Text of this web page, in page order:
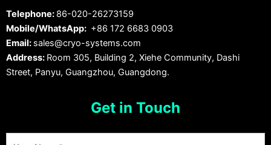
Telephone: 86-020-26273159
Mobile/WhatsApp: +86 172 6683 0903
Email: sales@cryo-systems.com
Address: Room 305, Building 2, Xiehe Community, Dashi
Street, Panyu, Guangzhou, Guangdong.
Get in Touch